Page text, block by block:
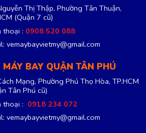
Thị Thập, Phường Tân Thuận,
(Quận 7 cũ)
thoại : 0908 520 088
vemaybayvietmy@gmail.com
MÁY BAY QUẬN TÂN PHÚ
Mạng, Phường Phú Thọ Hòa, TP.HCM
Tân Phú cũ)
thoại : 0918 234 072
vemaybayvietmy@gmail.com